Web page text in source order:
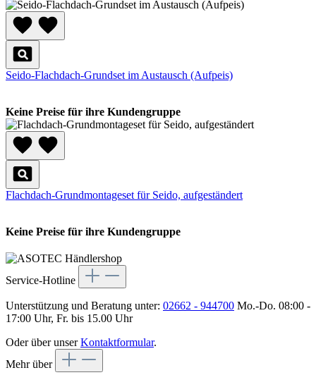
Seido-Flachdach-Grundset im Austausch (Aufpeis)
Keine Preise für ihre Kundengruppe
Flachdach-Grundmontageset für Seido, aufgeständert
Keine Preise für ihre Kundengruppe
Service-Hotline
Unterstützung und Beratung unter: 02662 - 944700 Mo.-Do. 08:00 -
17:00 Uhr, Fr. bis 15.00 Uhr
Oder über unserKontaktformular.
Mehr über